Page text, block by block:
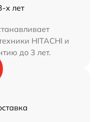
х лет
HITACHI и
до 3 лет.